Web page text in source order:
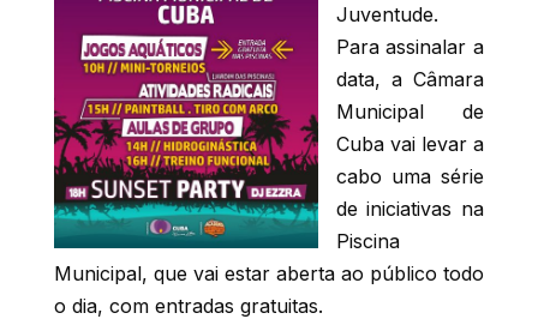
Juventude.
Para assinalar a
data, a Câmara
Municipal de
Cuba vai levar a
cabo uma série
de iniciativas na
Piscina
Municipal, que vai estar aberta ao público todo
o dia, com entradas gratuitas.